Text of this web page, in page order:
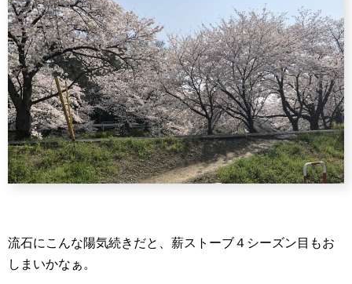
流石にこんな陽気続きだと、薪ストーブ４シーズン目もお
しまいかなぁ。